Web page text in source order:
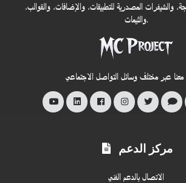
والشيفرات المصدرية للتطبيقات، والإضافات، والقوالب،
والثيمات.
مركز الدعم
الاتصال بالدعم الفني